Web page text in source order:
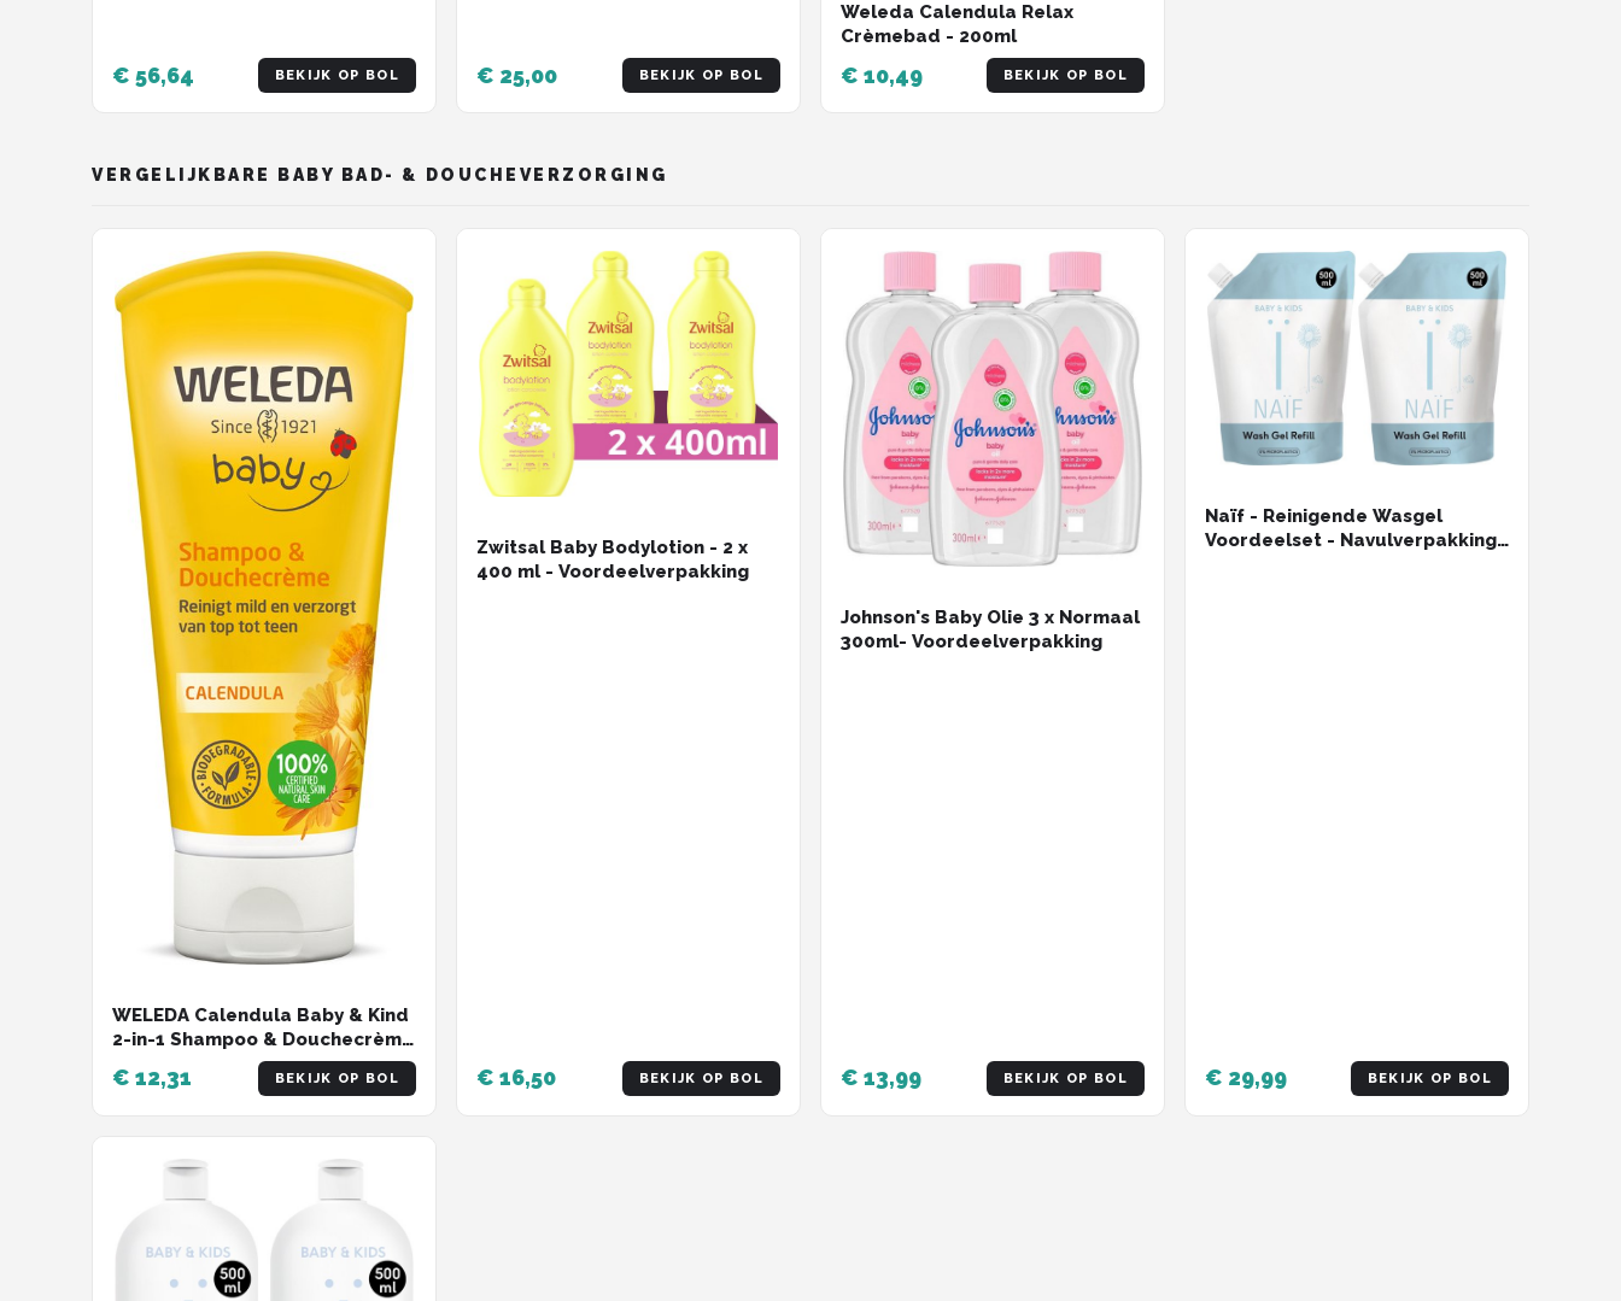
€ 56,64 BEKIJK OP BOL € 25,00 BEKIJK OP BOL
Weleda Calendula Relax
Crèmebad - 200ml
€ 10,49 BEKIJK OP BOL
VERGELIJKBARE BABY BAD- & DOUCHEVERZORGING
WELEDA Calendula Baby & Kind
2-in-1 Shampoo & Douchecrème
200ml – 100% Natuurlijk – Mild
& Veilig voor Gevoelige Huid –
Prikt Niet in de Oogjes
€ 12,31 BEKIJK OP BOL
Zwitsal Baby Bodylotion - 2 x
400 ml - Voordeelverpakking
€ 16,50 BEKIJK OP BOL
Johnson's Baby Olie 3 x Normaal
300ml- Voordeelverpakking
€ 13,99 BEKIJK OP BOL
Naïf - Reinigende Wasgel
Voordeelset - Navulverpakking
€ 29,99 BEKIJK OP BOL